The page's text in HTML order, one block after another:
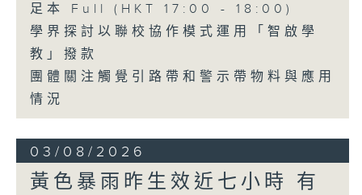
足本 Full (HKT 17:00 - 18:00)
學界探討以聯校協作模式運用「智啟學
教」撥款
團體關注觸覺引路帶和警示帶物料與應用
情況
03/08/2026
黃色暴雨昨生效近七小時 有